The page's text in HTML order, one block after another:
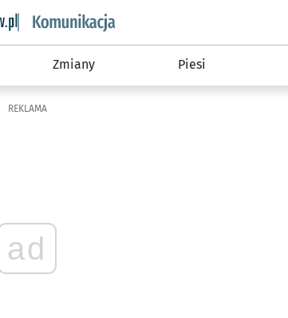
wroclaw.pl podserwis: Komunikacja
Zmiany Piesi
REKLAMA
ad